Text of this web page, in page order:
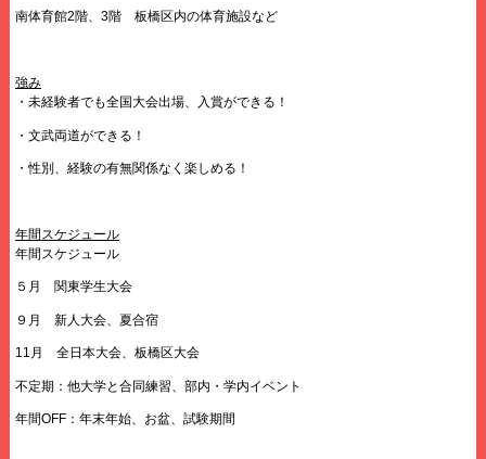
南体育館2階、3階 板橋区内の体育施設など
強み
・未経験者でも全国大会出場、入賞ができる！
・文武両道ができる！
・性別、経験の有無関係なく楽しめる！
年間スケジュール
年間スケジュール
５月 関東学生大会
９月 新人大会、夏合宿
11月 全日本大会、板橋区大会
不定期：他大学と合同練習、部内・学内イベント
年間OFF：年末年始、お盆、試験期間